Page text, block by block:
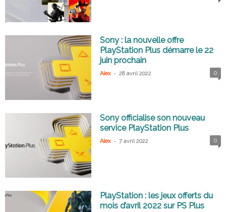
Sony : la nouvelle offre
PlayStation Plus démarre le 22
juin prochain
Alex - 28 avril 2022 0
Sony officialise son nouveau
service PlayStation Plus
Alex - 7 avril 2022 0
PlayStation : les jeux offerts du
mois d’avril 2022 sur PS Plus